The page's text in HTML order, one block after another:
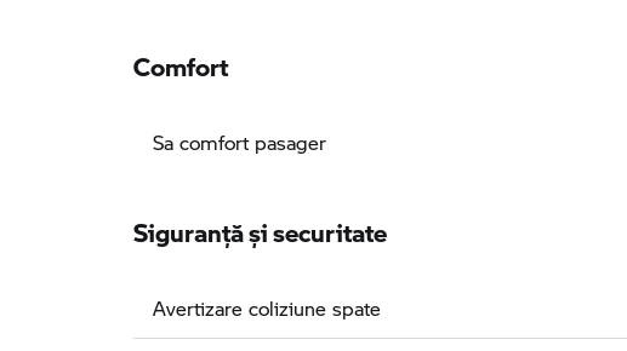
Comfort
Sa comfort pasager
Siguranţă şi securitate
Avertizare coliziune spate